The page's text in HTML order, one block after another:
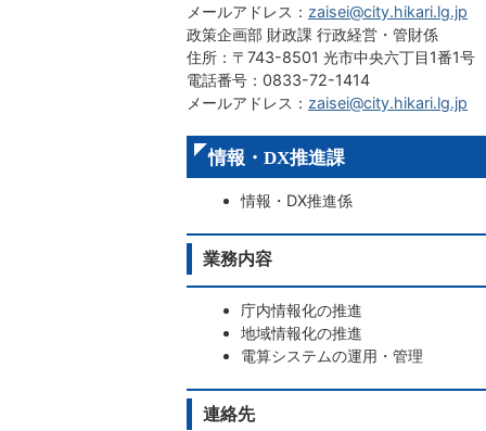
メールアドレス： zaisei@city.hikari.lg.jp
政策企画部 財政課 行政経営・管財係
住所：〒743-8501 光市中央六丁目1番1号
電話番号：0833-72-1414
メールアドレス： zaisei@city.hikari.lg.jp
情報・DX推進課
情報・DX推進係
業務内容
庁内情報化の推進
地域情報化の推進
電算システムの運用・管理
連絡先